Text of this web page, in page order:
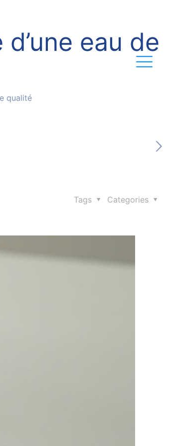
eau de
qualité
Categories
Tags